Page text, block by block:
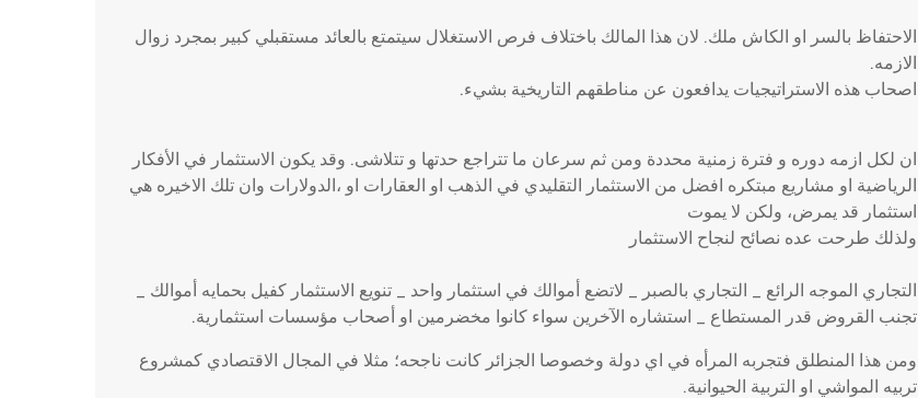
الاحتفاظ بالسر او الكاش ملك. لان هذا المالك باختلاف فرص الاستغلال سيتمتع بالعائد مستقبلي كبير بمجرد زوال
الازمه.
اصحاب هذه الاستراتيجيات يدافعون عن مناطقهم التاريخية بشيء.
ان لكل ازمه دوره و فترة زمنية محددة ومن ثم سرعان ما تتراجع حدتها و تتلاشى. وقد يكون الاستثمار في الأفكار
الرياضية او مشاريع مبتكره افضل من الاستثمار التقليدي في الذهب او العقارات او ،الدولارات وان تلك الاخيره هي
استثمار قد يمرض، ولكن لا يموت
ولذلك طرحت عده نصائح لنجاح الاستثمار
التجاري الموجه الرائع _ التجاري بالصبر _ لاتضع أموالك في استثمار واحد _ تنويع الاستثمار كفيل بحمايه أموالك _
تجنب القروض قدر المستطاع _ استشاره الآخرين سواء كانوا مخضرمين او أصحاب مؤسسات استثمارية.
ومن هذا المنطلق فتجربه المرأه في اي دولة وخصوصا الجزائر كانت ناجحه؛ مثلا في المجال الاقتصادي كمشروع
تربيه المواشي او التربية الحيوانية.